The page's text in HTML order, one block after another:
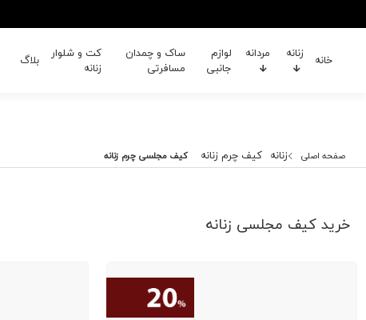
خانه زنانه مردانه
لوازم
جانبی
ساک و چمدان
مسافرتی
کت و شلوار
زنانه
بلاگ
صفحه اصلی زنانه کیف چرم زنانه کیف مجلسی چرم زنانه
خرید کیف مجلسی زنانه